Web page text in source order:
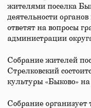
жителями поселка
деятельности
ответят на вопросы
администрации
Собрание жителей
Стрелковский
культуры «Быково»
Собрание